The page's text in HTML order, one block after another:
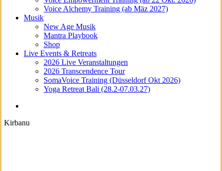
Voice Alchemy Training (ab Mäz 2027)
Musik
New Age Musik
Mantra Playbook
Shop
Live Events & Retreats
2026 Live Veranstaltungen
2026 Transcendence Tour
SomaVoice Training (Düsseldorf Okt 2026)
Yoga Retreat Bali (28.2-07.03.27)
Kirbanu